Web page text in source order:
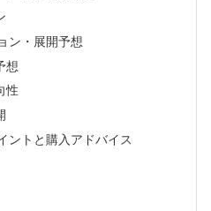
ン・展開予想
想
性
ントと購入アドバイス